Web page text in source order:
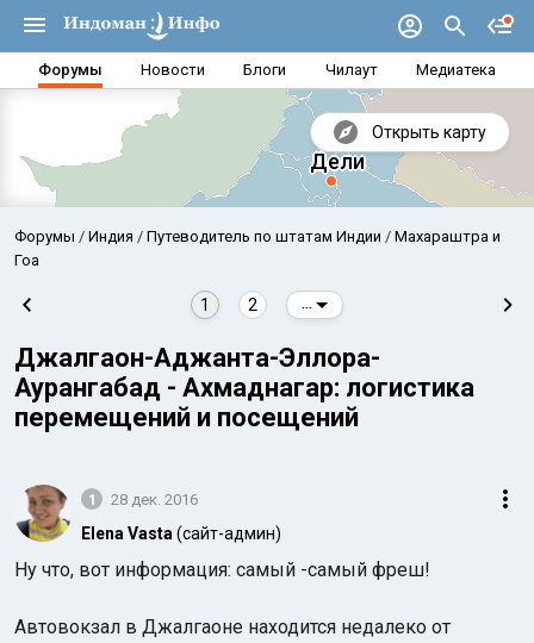
Форумы Новости Блоги Чилаут Медиатека
Открыть карту
Аравийское море
Форумы Индия Путеводитель по штатам Индии
Махараштра и
Гоа
1 2
Джалгаон-Аджанта-Эллора-
Аурангабад - Ахмаднагар: логистика
перемещений и посещений
1 28 дек. 2016
Elena Vasta (сайт-админ)
Ну что, вот информация: самый -самый фреш!
Автовокзал в Джалгаоне находится недалеко от